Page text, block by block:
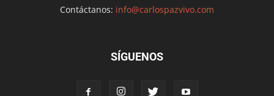
Contáctanos: info@carlospazvivo.com
SÍGUENOS